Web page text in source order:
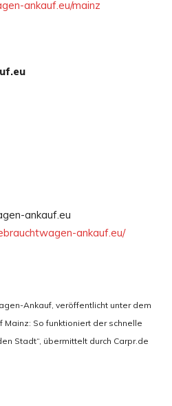
ankauf.eu/mainz
ankauf.eu
ankauf.eu/
Ankauf, veröffentlicht unter dem
Mainz: So funktioniert der schnelle
Stadt“, übermittelt durch Carpr.de